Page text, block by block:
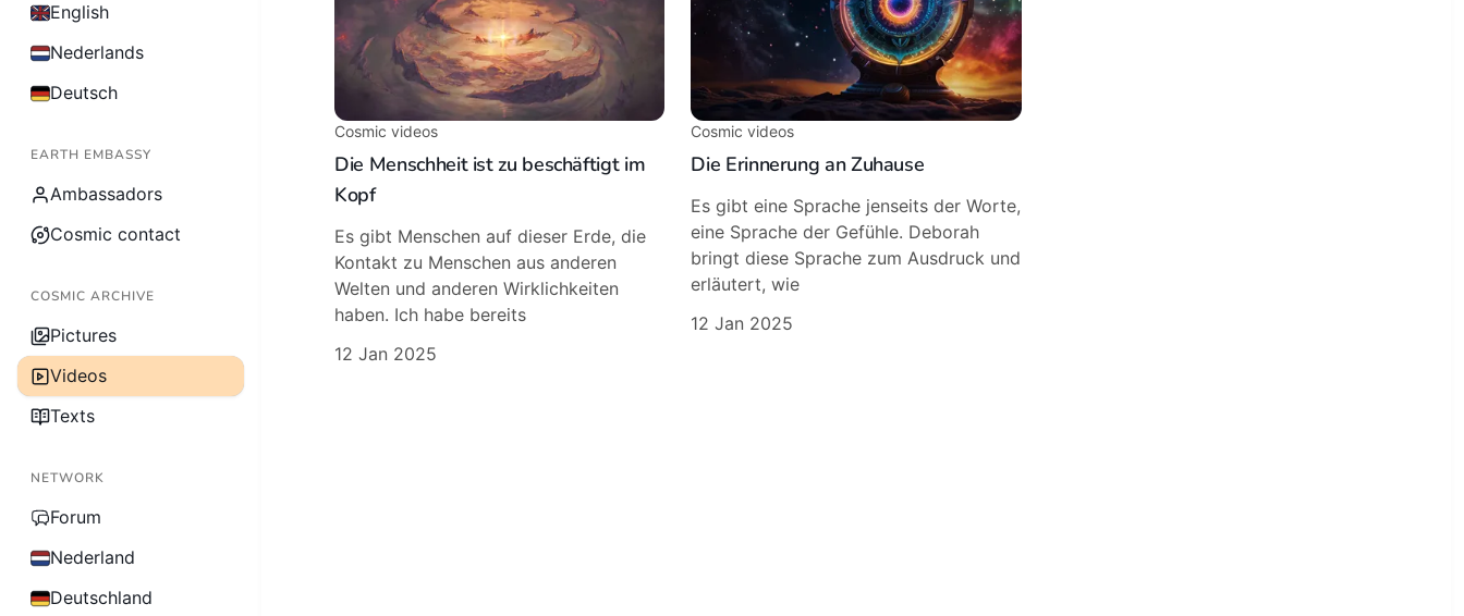
English
Nederlands
Deutsch
EARTH EMBASSY
Ambassadors
Cosmic contact
COSMIC ARCHIVE
Pictures
Videos
Texts
NETWORK
Forum
Nederland
Deutschland
Cosmic videos
Die Menschheit ist zu beschäftigt im
Kopf
Es gibt Menschen auf dieser Erde, die
Kontakt zu Menschen aus anderen
Welten und anderen Wirklichkeiten
haben. Ich habe bereits
12 Jan 2025
Cosmic videos
Die Erinnerung an Zuhause
Es gibt eine Sprache jenseits der Worte,
eine Sprache der Gefühle. Deborah
bringt diese Sprache zum Ausdruck und
erläutert, wie
12 Jan 2025